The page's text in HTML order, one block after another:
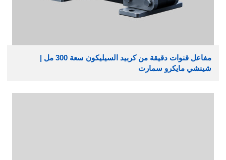
مفاعل قنوات دقيقة من كربيد السيليكون سعة 300 مل |
شينشي مايكرو سمارت